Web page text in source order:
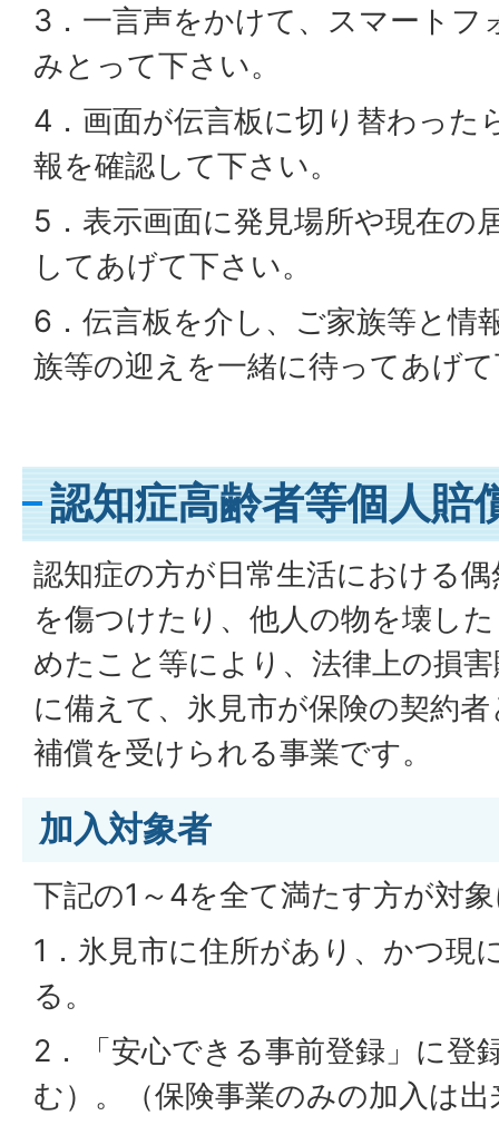
3．一言声をかけて、スマートフ
みとって下さい。
4．画面が伝言板に切り替わった
報を確認して下さい。
5．表示画面に発見場所や現在の
してあげて下さい。
6．伝言板を介し、ご家族等と情
族等の迎えを一緒に待ってあげ
認知症高齢者等個人賠
認知症の方が日常生活における
を傷つけたり、他人の物を壊し
めたこと等により、法律上の損
に備えて、氷見市が保険の契約
補償を受けられる事業です。
加入対象者
下記の1～4を全て満たす方が対
1．氷見市に住所があり、かつ現
る。
2．「安心できる事前登録」に登
む）。（保険事業のみの加入は